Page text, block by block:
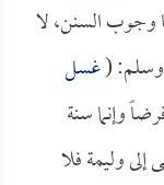
وجوب السنن، لا
وسلم: (غسل
وإنما سنة
وليمة فلا